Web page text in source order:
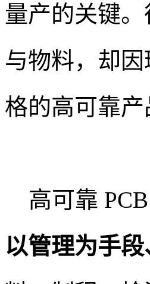
量产的关键
与物料，却
格的高可靠产
高可靠
以管理为手